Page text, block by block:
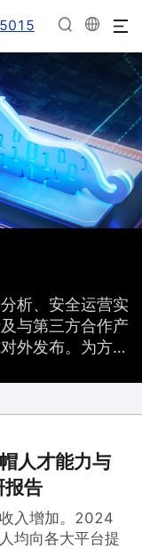
析、安全运营实
与第三方合作产
外发布。为方便
式的下载方式，
大家下载和使
人才能力与
报告
入增加。2024
均向各大平台提